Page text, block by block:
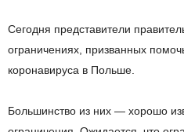
Сегодня представители
ограничениях, призванных
коронавируса в Польше.
Большинство из них — хорошо